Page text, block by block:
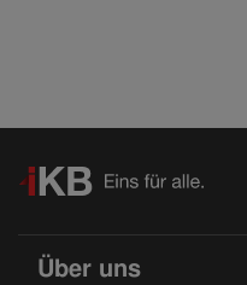
Über uns